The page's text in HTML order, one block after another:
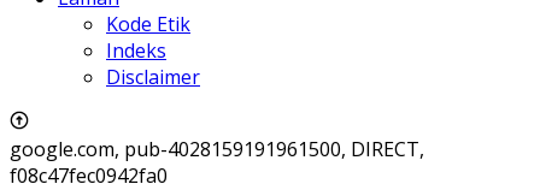
Kode Etik
Indeks
Disclaimer
google.com, pub-4028159191961500, DIRECT,
f08c47fec0942fa0